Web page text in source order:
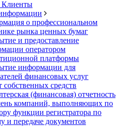
о профессиональном
рынка ценных бумаг
и предоставление
оператором
платформы
информации для
финансовых услуг
собственных средств
(финансовая) отчетность
компаний, выполняющих по
функции регистратора по
и передаче документов